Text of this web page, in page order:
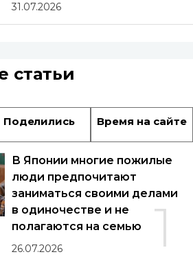
31.07.2026
статьи
Поделились Время на сайте
1
В Японии многие пожилые
люди предпочитают
заниматься своими делами
в одиночестве и не
полагаются на семью
26.07.2026